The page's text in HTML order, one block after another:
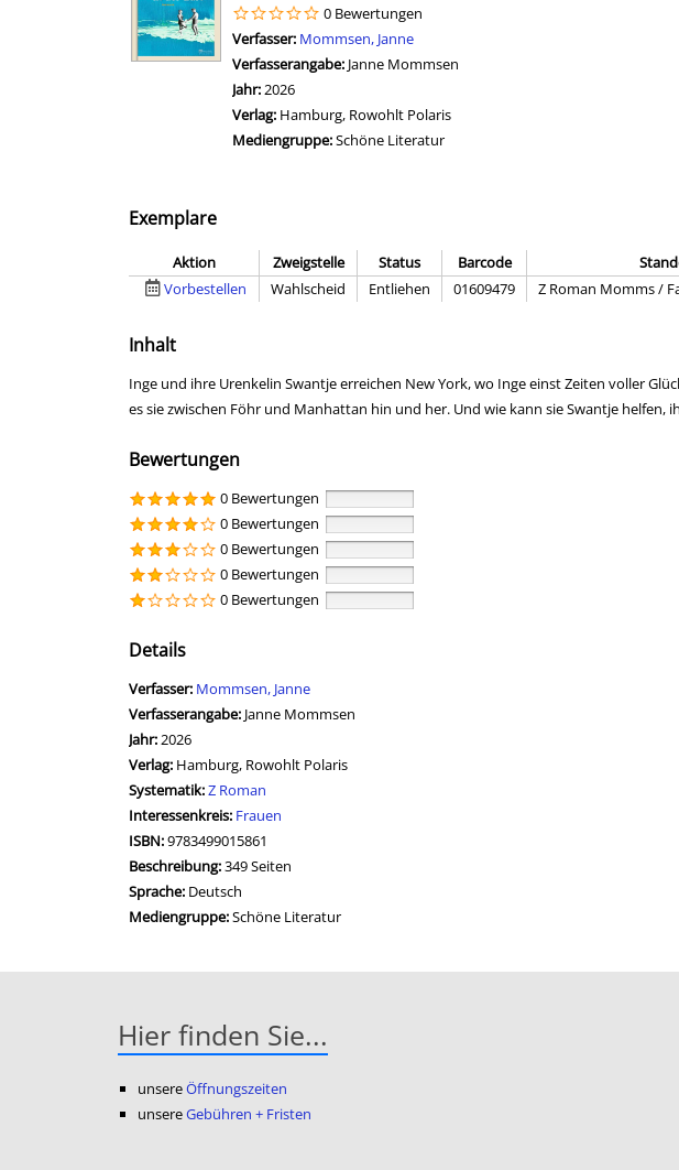
0 Bewertungen
Verfasser: Suche nach diesem Verfasser
Mommsen, Janne
Verfasserangabe: Janne Mommsen
Jahr:2026
Verlag: Hamburg, Rowohlt Polaris
Mediengruppe:Schöne Literatur
Exemplare
Aktion Zweigstelle Status Barcode
Vorbestellen
Wahlscheid Entliehen 01609479 Z Roman Momms /
Inhalt
Inge und ihre Urenkelin Swantje erreichen New York, wo Inge einst Zeiten voller
es sie zwischen Föhr und Manhattan hin und her. Und wie kann sie Swantje helfen,
Bewertungen
0 Bewertungen
0 Bewertungen
0 Bewertungen
0 Bewertungen
0 Bewertungen
Details
Verfasser: Suche nach diesem Verfasser
Mommsen, Janne
Verfasserangabe: Janne Mommsen
Jahr:2026
Verlag: Hamburg, Rowohlt Polaris
opens in new tab
Diesen Link in neuem Tab öffnen
Systematik:Suche nach dieser Systematik
Z Roman
Interessenkreis: Suche nach diesem Interessenskreis
Frauen
ISBN:9783499015861
Beschreibung:349 Seiten
Suche nach dieser Beteiligten Person
Sprache: Deutsch
Mediengruppe:Schöne Literatur
Hier finden Sie...
unsereÖffnungszeiten
unsereGebühren + Fristen